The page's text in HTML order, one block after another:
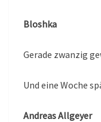
Bloshka
Gerade zwanzig
Und eine Woche
Andreas Allgeyer